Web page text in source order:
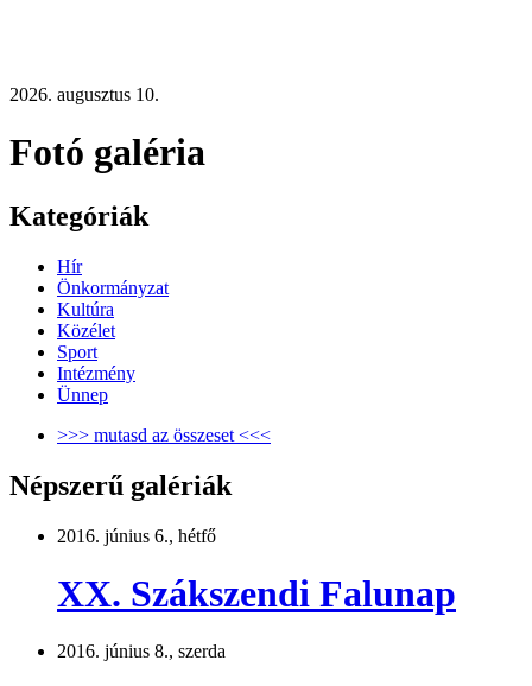
2026. augusztus 10.
Fotó galéria
Kategóriák
Hír
Önkormányzat
Kultúra
Közélet
Sport
Intézmény
Ünnep
>>> mutasd az összeset <<<
Népszerű galériák
2016. június 6., hétfő
XX. Szákszendi Falunap
2016. június 8., szerda